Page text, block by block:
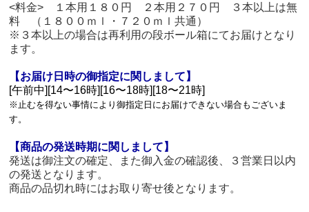
<料金> １本用１８０円 ２本用２７０円 ３本以上は無
料 （１８００ｍｌ・７２０ｍｌ共通）
※３本以上の場合は再利用の段ボール箱にてお届けとなり
ます。
【お届け日時の御指定に関しまして】
[午前中][14〜16時][16〜18時][18〜21時]
※止むを得ない事情により御指定日にお届けできない場合もございま
す。
【商品の発送時期に関しまして】
発送は御注文の確定、また御入金の確認後、３営業日以内
の発送となります。
商品の品切れ時にはお取り寄せ後となります。